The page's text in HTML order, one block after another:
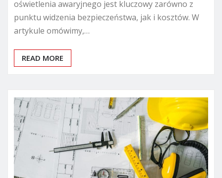
oświetlenia awaryjnego jest kluczowy zarówno z
punktu widzenia bezpieczeństwa, jak i kosztów. W
artykule omówimy,…
READ MORE